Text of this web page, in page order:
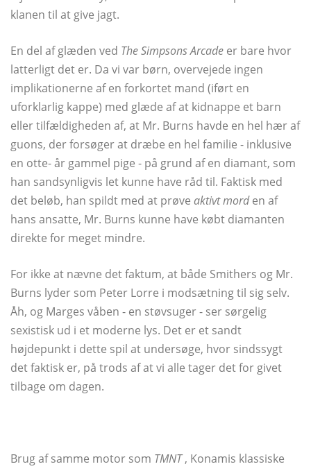
klanen til at give jagt.
En del af glæden ved The Simpsons Arcade er bare hvor
latterligt det er. Da vi var børn, overvejede ingen
implikationerne af en forkortet mand (iført en
uforklarlig kappe) med glæde af at kidnappe et barn
eller tilfældigheden af, at Mr. Burns havde en hel hær af
guons, der forsøger at dræbe en hel familie - inklusive
en otte- år gammel pige - på grund af en diamant, som
han sandsynligvis let kunne have råd til. Faktisk med
det beløb, han spildt med at prøve aktivt morden af ​​
hans ansatte, Mr. Burns kunne have købt diamanten
direkte for meget mindre.
For ikke at nævne det faktum, at både Smithers og Mr.
Burns lyder som Peter Lorre i modsætning til sig selv.
Åh, og Marges våben - en støvsuger - ser sørgelig
sexistisk ud i et moderne lys. Det er et sandt
højdepunkt i dette spil at undersøge, hvor sindssygt
det faktisk er, på trods af at vi alle tager det for givet
tilbage om dagen.
Brug af samme motor som TMNT, Konamis klassiske